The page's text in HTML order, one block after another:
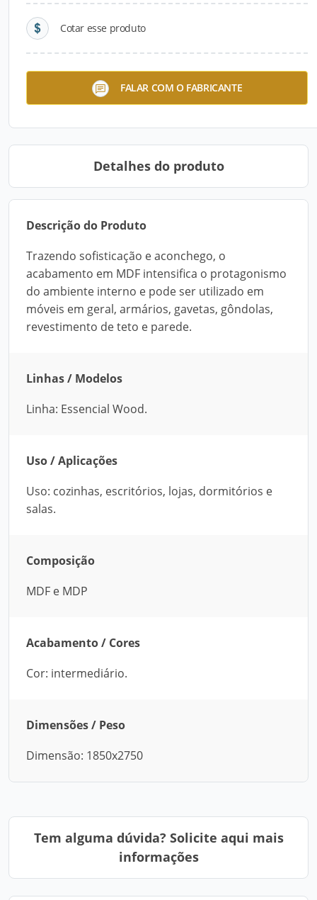
Cotar esse produto
FALAR COM O FABRICANTE
Detalhes do produto
Descrição do Produto
Trazendo sofisticação e aconchego, o
acabamento em MDF intensifica o protagonismo
do ambiente interno e pode ser utilizado em
móveis em geral, armários, gavetas, gôndolas,
revestimento de teto e parede.
Linhas / Modelos
Linha: Essencial Wood.
Uso / Aplicações
Uso: cozinhas, escritórios, lojas, dormitórios e
salas.
Composição
MDF e MDP
Acabamento / Cores
Cor: intermediário.
Dimensões / Peso
Dimensão: 1850x2750
Tem alguma dúvida? Solicite aqui mais
informações